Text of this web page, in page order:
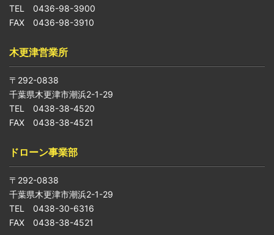
TEL 0436-98-3900
FAX 0436-98-3910
木更津営業所
〒292-0838
千葉県木更津市潮浜2-1-29
TEL 0438-38-4520
FAX 0438-38-4521
ドローン事業部
〒292-0838
千葉県木更津市潮浜2-1-29
TEL 0438-30-6316
FAX 0438-38-4521